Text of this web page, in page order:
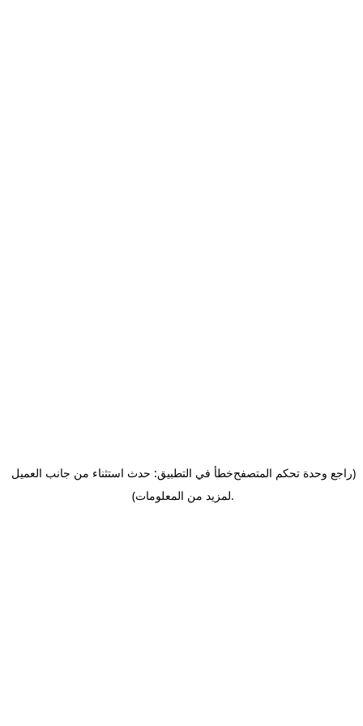
خطأ في التطبيق: حدث استثناء من جانب العميل(راجع وحدة تحكم المتصفح
لمزيد من المعلومات).